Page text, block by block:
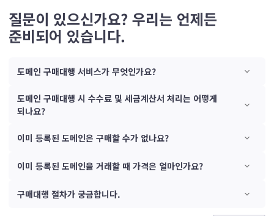
질문이 있으신가요? 우리는 언제든
준비되어 있습니다.
도메인 구매대행 서비스가 무엇인가요?
도메인 구매대행 시 수수료 및 세금계산서 처리는 어떻게
되나요?
이미 등록된 도메인은 구매할 수가 없나요?
이미 등록된 도메인을 거래할 때 가격은 얼마인가요?
구매대행 절차가 궁금합니다.